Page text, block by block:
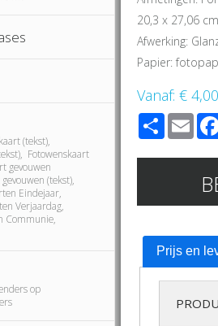
(tekst),
Fotowenskaart
gevouwen
(tekst),
Eindejaar,
Verjaardag,
Communie,
op
20,3 x 27,06
Afwerking:
Papier:
Vanaf:€
Share
Prijs en